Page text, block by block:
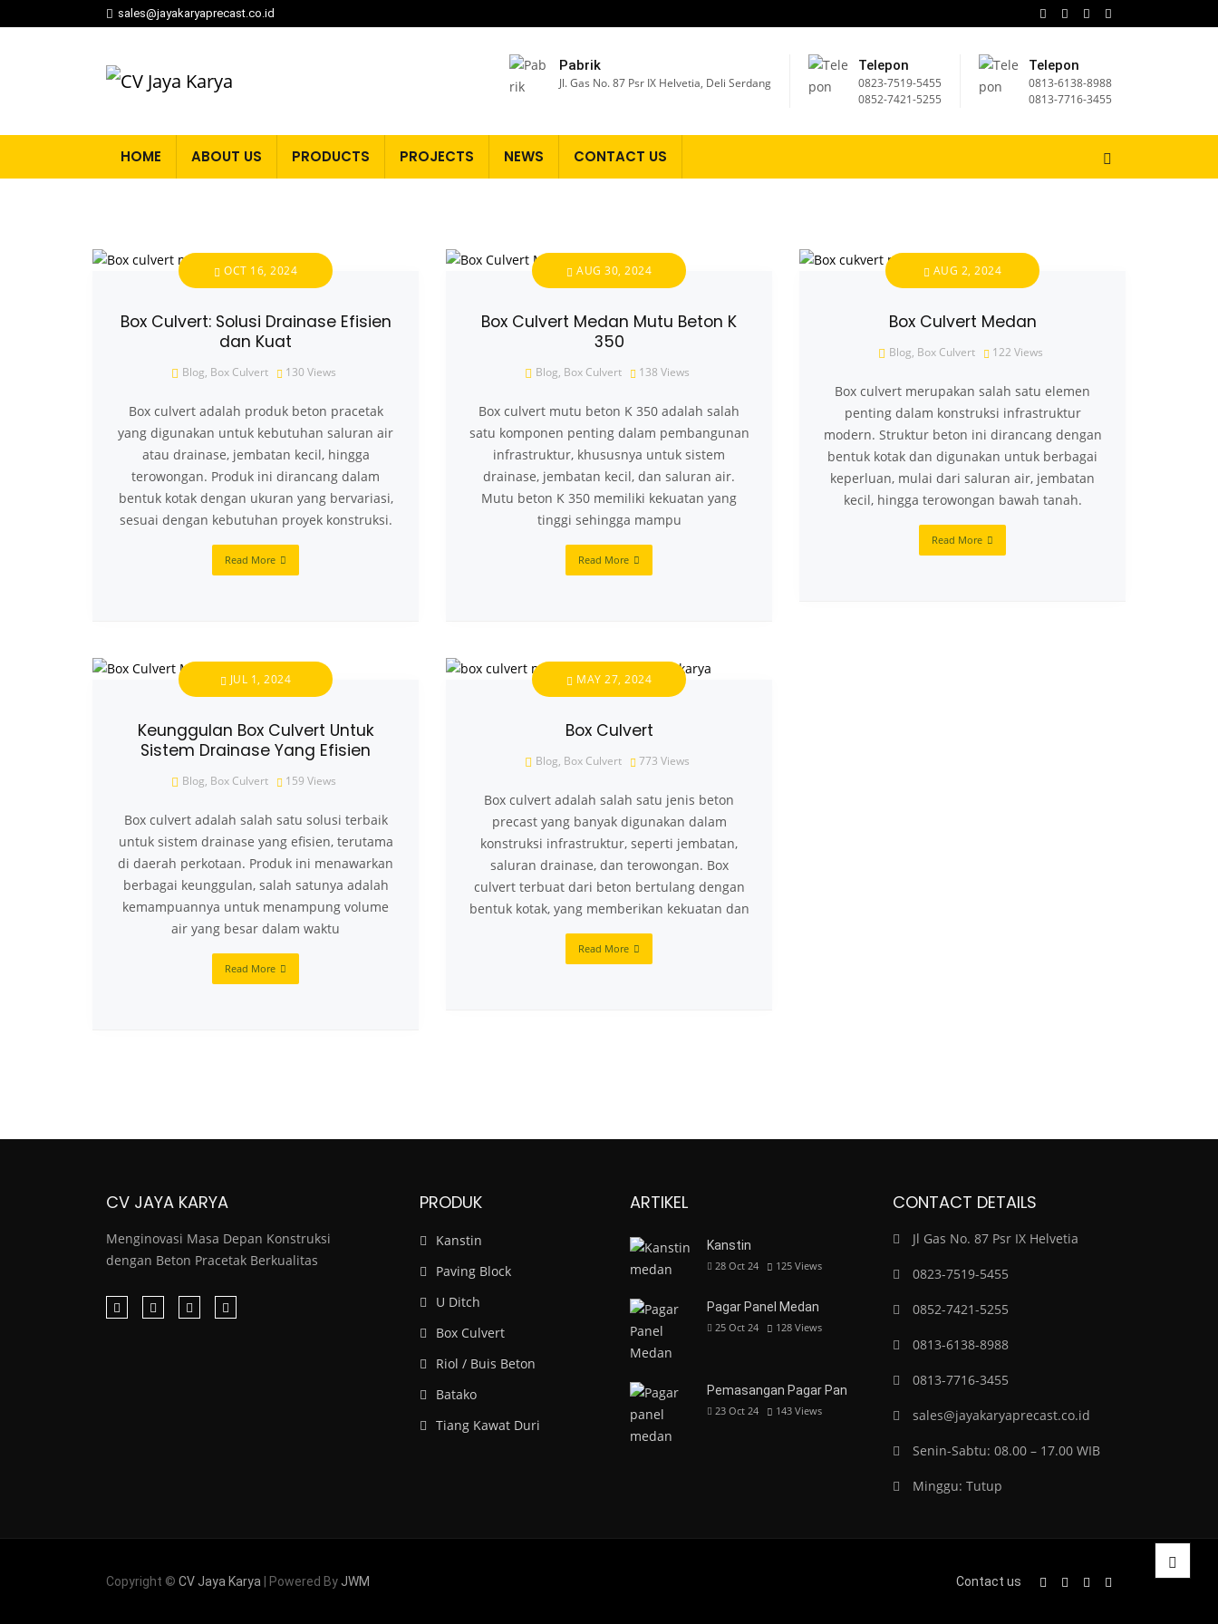
sales@jayakaryaprecast.co.id
Pabrik
Jl. Gas No. 87 Psr IX Helvetia, Deli Serdang
Telepon
0823-7519-5455
0852-7421-5255
Telepon
⁠0813-6138-8988
0813-7716-3455
HOME ABOUT US PRODUCTS PROJECTS NEWS CONTACT US
OCT 16, 2024
Box Culvert: Solusi Drainase Efisien
dan Kuat
Blog, Box Culvert 130 Views
Box culvert adalah produk beton pracetak
yang digunakan untuk kebutuhan saluran air
atau drainase, jembatan kecil, hingga
terowongan. Produk ini dirancang dalam
bentuk kotak dengan ukuran yang bervariasi,
sesuai dengan kebutuhan proyek konstruksi.
Read More
AUG 30, 2024
Box Culvert Medan Mutu Beton K
350
Blog, Box Culvert 138 Views
Box culvert mutu beton K 350 adalah salah
satu komponen penting dalam pembangunan
infrastruktur, khususnya untuk sistem
drainase, jembatan kecil, dan saluran air.
Mutu beton K 350 memiliki kekuatan yang
tinggi sehingga mampu
Read More
AUG 2, 2024
Box Culvert Medan
Blog, Box Culvert 122 Views
Box culvert merupakan salah satu elemen
penting dalam konstruksi infrastruktur
modern. Struktur beton ini dirancang dengan
bentuk kotak dan digunakan untuk berbagai
keperluan, mulai dari saluran air, jembatan
kecil, hingga terowongan bawah tanah.
Read More
JUL 1, 2024
Keunggulan Box Culvert Untuk
Sistem Drainase Yang Efisien
Blog, Box Culvert 159 Views
Box culvert adalah salah satu solusi terbaik
untuk sistem drainase yang efisien, terutama
di daerah perkotaan. Produk ini menawarkan
berbagai keunggulan, salah satunya adalah
kemampuannya untuk menampung volume
air yang besar dalam waktu
Read More
MAY 27, 2024
Box Culvert
Blog, Box Culvert 773 Views
Box culvert adalah salah satu jenis beton
precast yang banyak digunakan dalam
konstruksi infrastruktur, seperti jembatan,
saluran drainase, dan terowongan. Box
culvert terbuat dari beton bertulang dengan
bentuk kotak, yang memberikan kekuatan dan
Read More
CV JAYA KARYA
Menginovasi Masa Depan Konstruksi
dengan Beton Pracetak Berkualitas
PRODUK
Kanstin
Paving Block
U Ditch
Box Culvert
Riol / Buis Beton
Batako
Tiang Kawat Duri
ARTIKEL
Kanstin
28 Oct 24 125 Views
Pagar Panel Medan
25 Oct 24 128 Views
Pemasangan Pagar Pan
23 Oct 24 143 Views
CONTACT DETAILS
Jl Gas No. 87 Psr IX Helvetia
0823-7519-5455
0852-7421-5255
0813-6138-8988
0813-7716-3455
sales@jayakaryaprecast.co.id
Senin-Sabtu: 08.00 – 17.00 WIB
Minggu: Tutup
Copyright © CV Jaya Karya | Powered By JWM Contact us